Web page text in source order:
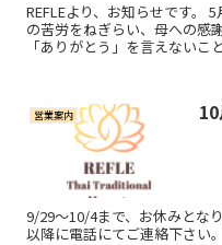
REFLEより、お知らせです。
の苦労をねぎらい、母への感
「ありがとう」を言えない
営業案内
9/29〜10/4まで、お休みとな
以降に電話にてご連絡下さい。